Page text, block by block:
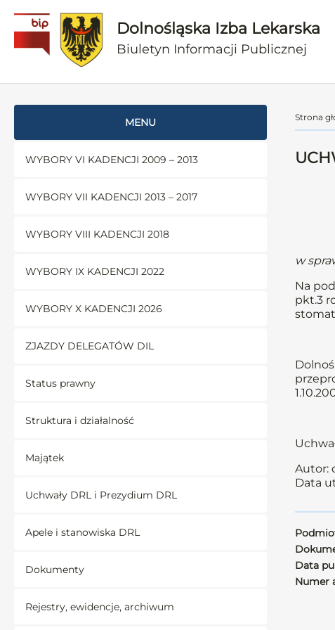
Dolnośląska Izba Lekarska
Biuletyn Informacji Publicznej
MENU
WYBORY VI KADENCJI 2009 – 2013
WYBORY VII KADENCJI 2013 – 2017
WYBORY VIII KADENCJI 2018
WYBORY IX KADENCJI 2022
WYBORY X KADENCJI 2026
ZJAZDY DELEGATÓW DIL
Status prawny
Struktura i działalność
Majątek
Uchwały DRL i Prezydium DRL
Apele i stanowiska DRL
Dokumenty
Rejestry, ewidencje, archiwum
Strona
w
Na
pkt.3
Autor:
Data
Data
Numer